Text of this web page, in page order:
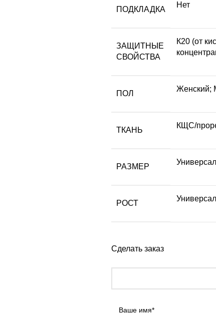
ПОДКЛАДКА
Нет
ЗАЩИТНЫЕ
СВОЙСТВА
К20 (от
ПОЛ
Женский;
ТКАНЬ
КЩС/
РАЗМЕР
РОСТ
Сделать заказ